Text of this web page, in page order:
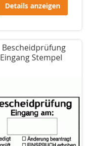
Details anzeigen
Bescheidprüfung
Eingang Stempel